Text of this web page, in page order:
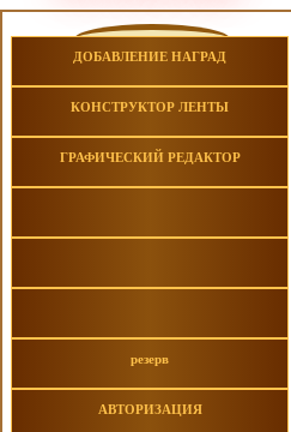
ДОБАВЛЕНИЕ НАГРАД
КОНСТРУКТОР ЛЕНТЫ
ГРАФИЧЕСКИЙ РЕДАКТОР
резерв
АВТОРИЗАЦИЯ